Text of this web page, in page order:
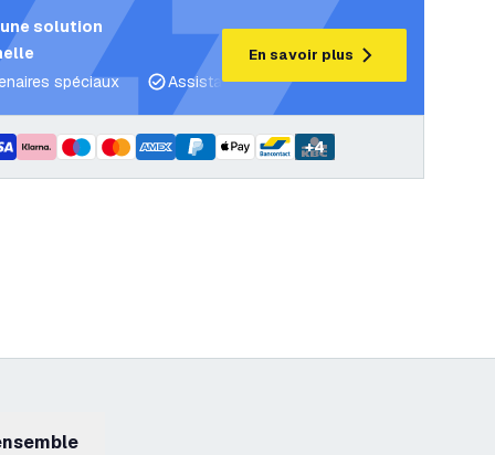
solution
spéciaux
Assistance projet et plans d’éclairage
En savoir plus
+4